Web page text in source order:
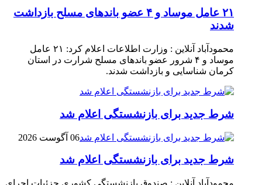
۲۱ عامل موساد و ۴ عضو باند‌های مسلح بازداشت
شدند
محمودآباد آنلاین : وزارت اطلاعات اعلام کرد: ۲۱ عامل
موساد و ۴ شرور عضو باند‌های مسلح شرارت در استان
کرمان شناسایی و بازداشت شدند.
شرط جدید برای بازنشستگی اعلام شد
06 آگوست 2026
شرط جدید برای بازنشستگی اعلام شد
محمودآباد آنلاین : صندوق بازنشستگی کشوری جزئیات اجرای